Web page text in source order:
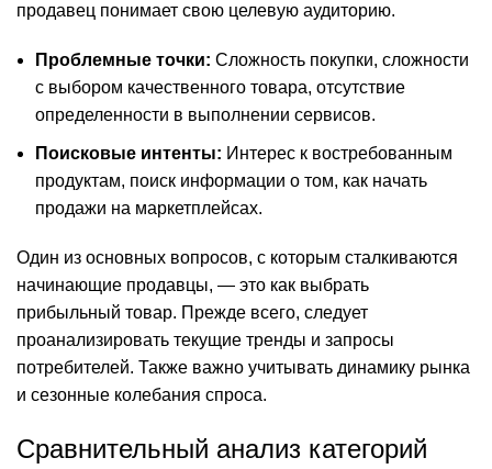
продавец понимает свою целевую аудиторию.
Проблемные точки: Сложность покупки, сложности
с выбором качественного товара, отсутствие
определенности в выполнении сервисов.
Поисковые интенты: Интерес к востребованным
продуктам, поиск информации о том, как начать
продажи на маркетплейсах.
Один из основных вопросов, с которым сталкиваются
начинающие продавцы, — это как выбрать
прибыльный товар. Прежде всего, следует
проанализировать текущие тренды и запросы
потребителей. Также важно учитывать динамику рынка
и сезонные колебания спроса.
Сравнительный анализ категорий